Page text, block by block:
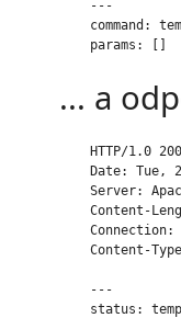
    ---
command:
... a
HTTP/1.0
Date: Tue,
Server:
Content-
Connection:
Content-
    ---
status: